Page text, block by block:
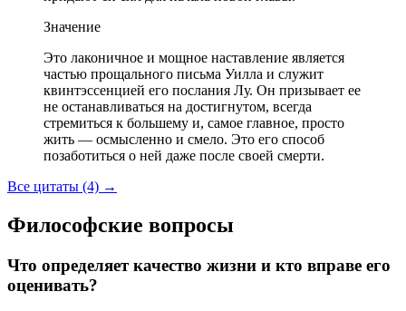
Значение
Это лаконичное и мощное наставление является
частью прощального письма Уилла и служит
квинтэссенцией его послания Лу. Он призывает ее
не останавливаться на достигнутом, всегда
стремиться к большему и, самое главное, просто
жить — осмысленно и смело. Это его способ
позаботиться о ней даже после своей смерти.
Все цитаты (4) →
Философские вопросы
Что определяет качество жизни и кто вправе его
оценивать?